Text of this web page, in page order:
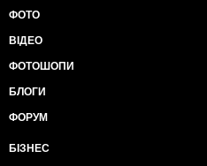
ФОТО
ВІДЕО
ФОТОШОПИ
БЛОГИ
ФОРУМ
БІЗНЕС